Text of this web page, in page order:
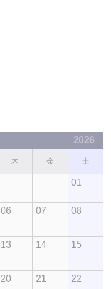
2026
木 金 土
01
06 07 08
13 14 15
20 21 22